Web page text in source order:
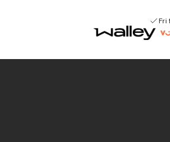
Fri